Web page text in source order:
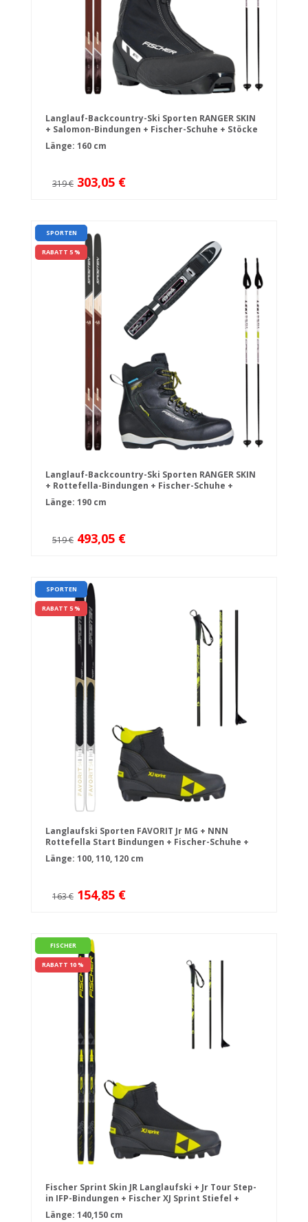
Langlauf-Backcountry-Ski Sporten RANGER SKIN
+ Salomon-Bindungen + Fischer-Schuhe + Stöcke
Länge: 160 cm
319 € 303,05 €
SPORTEN
RABATT 5 %
Langlauf-Backcountry-Ski Sporten RANGER SKIN
+ Rottefella-Bindungen + Fischer-Schuhe +
Stöcke
Länge: 190 cm
519 € 493,05 €
SPORTEN
RABATT 5 %
Langlaufski Sporten FAVORIT Jr MG + NNN
Rottefella Start Bindungen + Fischer-Schuhe +
Stöcke
Länge: 100, 110, 120 cm
163 € 154,85 €
FISCHER
RABATT 10 %
Fischer Sprint Skin JR Langlaufski + Jr Tour Step-
in IFP-Bindungen + Fischer XJ Sprint Stiefel +
Stöcke
Länge: 140,150 cm